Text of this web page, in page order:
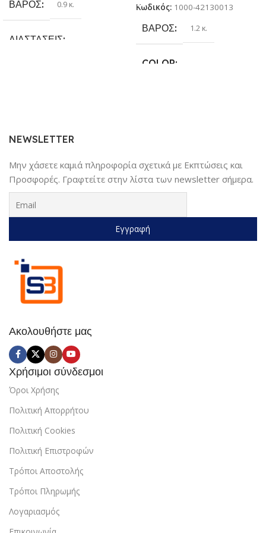
ΒΆΡΟΣ 0.9 κ.
ΔΙΑΣΤΆΣΕΙΣ
Sundaymot
Κωδικός: 1000-42130013
ΒΆΡΟΣ 1.2 κ.
COLOR
Ακολουθήστε μας
Χρήσιμοι σύνδεσμοι
Όροι Χρήσης
Πολιτική Απορρήτου
Πολιτική Cookies
Πολιτική Επιστροφών
Τρόποι Αποστολής
Τρόποι Πληρωμής
Λογαριασμός
NEWSLETTER
Μην χάσετε καμιά πληροφορία σχετικά με Εκπτώσεις και
Προσφορές. Γραφτείτε στην λίστα των newsletter σήμερα.